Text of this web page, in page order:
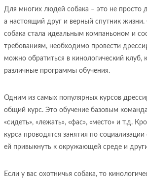
Для многих людей собака – это не просто
а настоящий друг и верный спутник
собака стала идеальным компаньоном и
требованиям, необходимо провести
можно обратиться в кинологический клуб,
различные программы обучения.
Одним из самых популярных курсов
общий курс. Это обучение базовым
«сидеть», «лежать», «фас», «место» и т.д.
курса проводятся занятия по
ей привыкнуть к окружающей среде и
Если у вас охотничья собака, то